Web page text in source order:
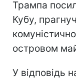
Трампа
Кубу,
островом
У відповідь